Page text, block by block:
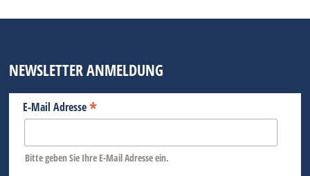
NEWSLETTER ANMELDUNG
E-Mail Adresse*
Bitte geben Sie Ihre E-Mail Adresse ein.